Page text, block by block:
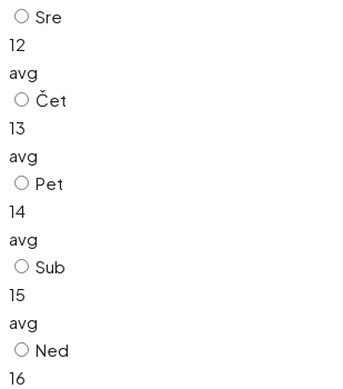
Sre
12
avg
Čet
13
avg
Pet
14
avg
Sub
15
avg
Ned
16